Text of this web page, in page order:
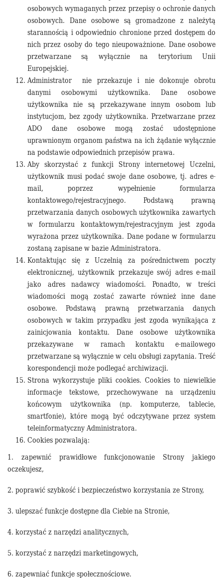
osobowych wymaganych przez przepisy o ochronie danych
osobowych. Dane osobowe są gromadzone z należytą
starannością i odpowiednio chronione przed dostępem do
nich przez osoby do tego nieupoważnione. Dane osobowe
przetwarzane są wyłącznie na terytorium Unii
Europejskiej.
Administrator
nie przekazuje i nie dokonuje obrotu
danymi osobowymi użytkownika. Dane osobowe
użytkownika nie są przekazywane innym osobom lub
instytucjom, bez zgody użytkownika. Przetwarzane przez
ADO dane osobowe mogą zostać udostępnione
uprawnionym organom państwa na ich żądanie wyłącznie
na podstawie odpowiednich przepisów prawa.
Aby skorzystać z funkcji Strony internetowej Uczelni,
użytkownik musi podać swoje dane osobowe, tj. adres e-
mail, poprzez wypełnienie formularza
kontaktowego/rejestracyjnego. Podstawą prawną
przetwarzania danych osobowych użytkownika zawartych
w formularzu kontaktowym/rejestracyjnym jest zgoda
wyrażona przez użytkownika. Dane podane w formularzu
zostaną zapisane w bazie Administratora.
Kontaktując się z Uczelnią za pośrednictwem poczty
elektronicznej, użytkownik przekazuje swój adres e-mail
jako adres nadawcy wiadomości. Ponadto, w treści
wiadomości mogą zostać zawarte również inne dane
osobowe. Podstawą prawną przetwarzania danych
osobowych w takim przypadku jest zgoda wynikająca z
zainicjowania kontaktu. Dane osobowe użytkownika
przekazywane w ramach kontaktu e-mailowego
przetwarzane są wyłącznie w celu obsługi zapytania. Treść
korespondencji może podlegać archiwizacji.
Strona wykorzystuje pliki cookies. Cookies to niewielkie
informacje tekstowe, przechowywane na urządzeniu
końcowym użytkownika (np. komputerze, tablecie,
smartfonie), które mogą być odczytywane przez system
teleinformatyczny Administratora.
Cookies pozwalają:
1. zapewnić prawidłowe funkcjonowanie Strony jakiego
oczekujesz,
2. poprawić szybkość i bezpieczeństwo korzystania ze Strony,
3. ulepszać funkcje dostępne dla Ciebie na Stronie,
4. korzystać z narzędzi analitycznych,
5. korzystać z narzędzi marketingowych,
6. zapewniać funkcje społecznościowe.